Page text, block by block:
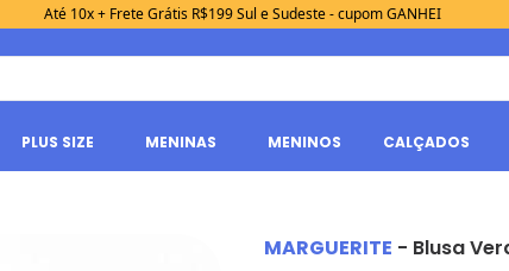
Até 10x + Frete Grátis R$199 Sul e Sudeste - cupom GANHEI
PLUS SIZE MENINAS MENINOS CALÇADOS
MARGUERITE - Blusa